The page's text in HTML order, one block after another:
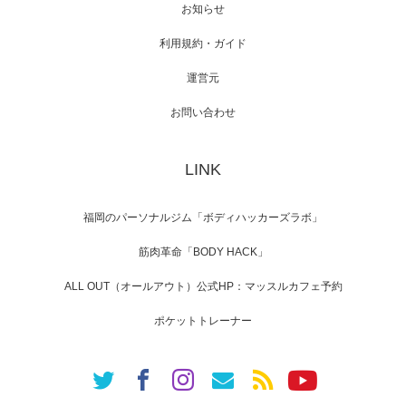
お知らせ
利用規約・ガイド
運営元
お問い合わせ
LINK
福岡のパーソナルジム「ボディハッカーズラボ」
筋肉革命「BODY HACK」
ALL OUT（オールアウト）公式HP：マッスルカフェ予約
ポケットトレーナー